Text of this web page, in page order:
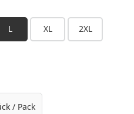
L XL 2XL
den gewünschten
/ Pack